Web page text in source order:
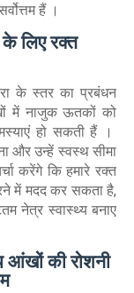
हैं ।
लिए रक्त
के स्तर का प्रबंधन
में नाजुक ऊतकों को
हो सकती हैं ।
और उन्हें स्वस्थ सीमा
करेंगे कि हमारे रक्त
में मदद कर सकता है,
नेत्र स्वास्थ्य बनाए
की रोशनी